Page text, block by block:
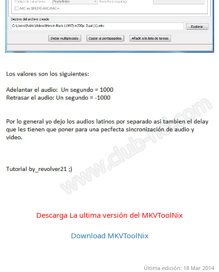
Descarga La ultima versión del MKVToolNix
Download MKVToolNix
Última edición: 18 Mar 2014